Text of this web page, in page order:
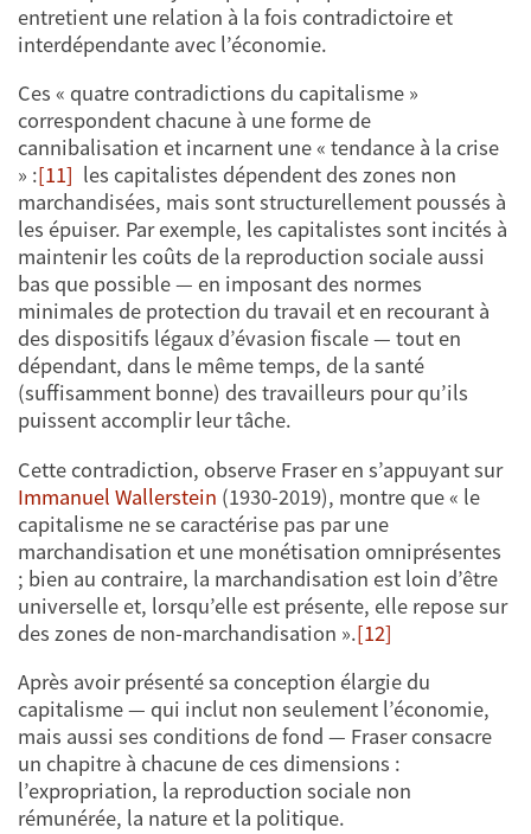
entretient une relation à la fois contradictoire et
interdépendante avec l’économie.
Ces « quatre contradictions du capitalisme »
correspondent chacune à une forme de
cannibalisation et incarnent une « tendance à la crise
» :[11] les capitalistes dépendent des zones non
marchandisées, mais sont structurellement poussés à
les épuiser. Par exemple, les capitalistes sont incités à
maintenir les coûts de la reproduction sociale aussi
bas que possible — en imposant des normes
minimales de protection du travail et en recourant à
des dispositifs légaux d’évasion fiscale — tout en
dépendant, dans le même temps, de la santé
(suffisamment bonne) des travailleurs pour qu’ils
puissent accomplir leur tâche.
Cette contradiction, observe Fraser en s’appuyant sur
Immanuel Wallerstein (1930-2019), montre que « le
capitalisme ne se caractérise pas par une
marchandisation et une monétisation omniprésentes
; bien au contraire, la marchandisation est loin d’être
universelle et, lorsqu’elle est présente, elle repose sur
des zones de non-marchandisation ».[12]
Après avoir présenté sa conception élargie du
capitalisme — qui inclut non seulement l’économie,
mais aussi ses conditions de fond — Fraser consacre
un chapitre à chacune de ces dimensions :
l’expropriation, la reproduction sociale non
rémunérée, la nature et la politique.